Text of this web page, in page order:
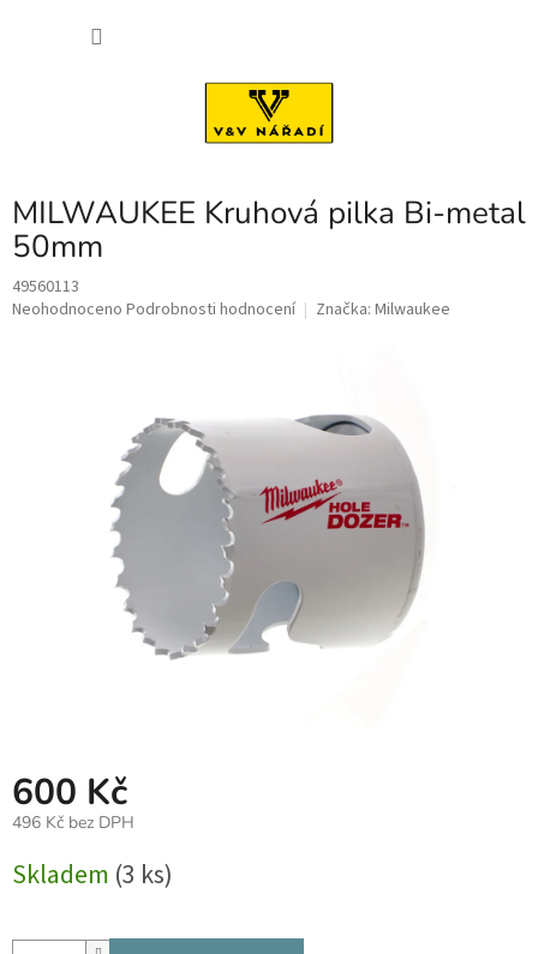
MILWAUKEE Kruhová pilka Bi-metal
50mm
49560113
Průměrné
Neohodnoceno Podrobnosti hodnocení Značka: Milwaukee
600 Kč
496 Kč bez DPH
cena:
Skladem (3 ks)